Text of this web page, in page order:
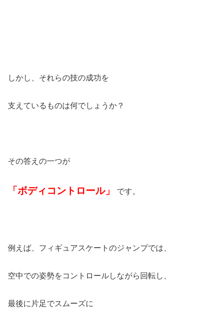
しかし、それらの技の成功を
支えているものは何でしょうか？
その答えの一つが
「ボディコントロール」 です。
例えば、フィギュアスケートのジャンプでは、
空中での姿勢をコントロールしながら回転し、
最後に片足でスムーズに